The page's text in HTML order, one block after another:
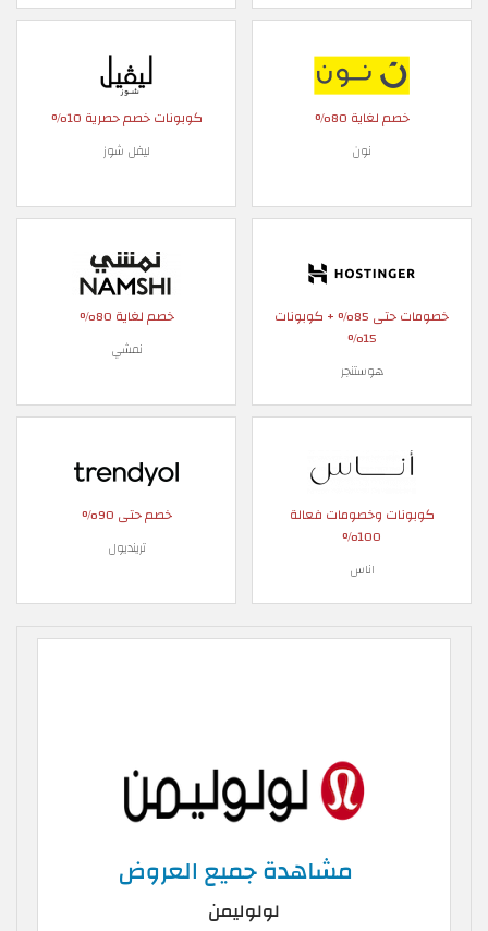
خصم لغاية 80%
نون
كوبونات خصم حصرية 10%
ليفل شوز
خصومات حتى 85% + كوبونات
15%
هوستنجر
خصم لغاية 80%
نمشي
كوبونات وخصومات فعالة
100%
اناس
خصم حتى 90%
ترينديول